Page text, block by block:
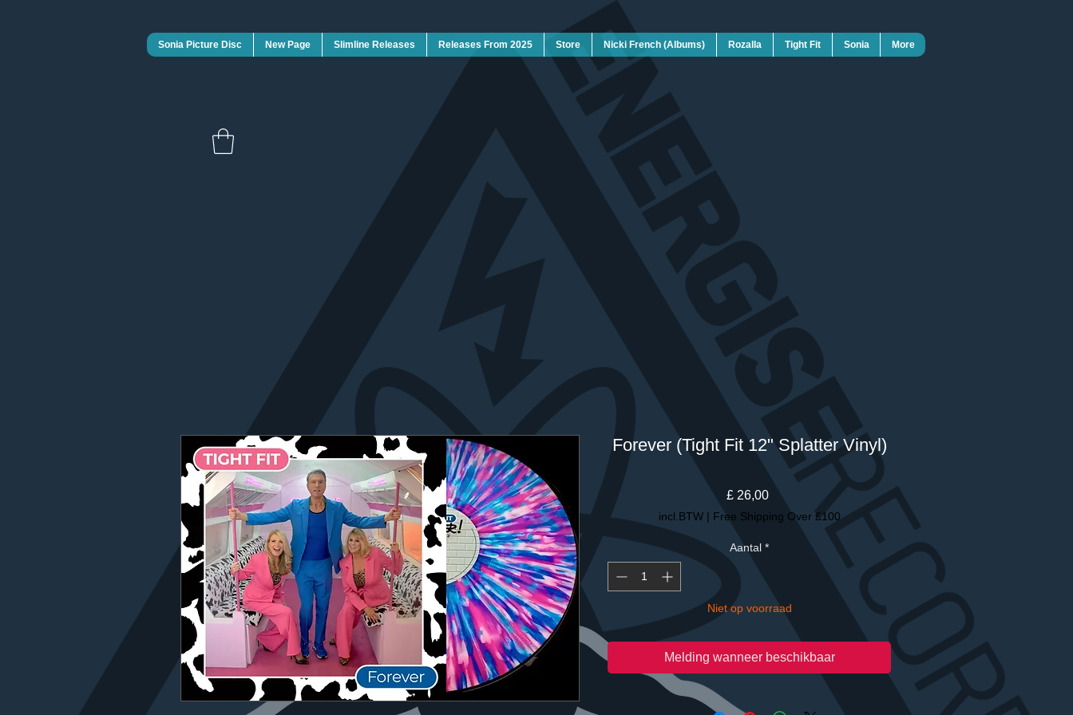
Sonia Picture Disc New Page Slimline Releases Releases From 2025 Store Nicki French (Albums) Rozalla Tight Fit Sonia More
Forever (Tight Fit 12" Splatter Vinyl)
£ 26,00Prijs
incl.BTW | Free Shipping Over £100
Aantal *
Niet op voorraad
Melding wanneer beschikbaar